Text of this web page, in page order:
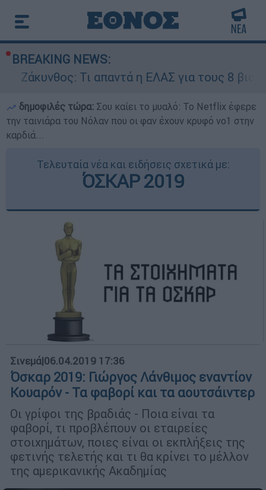
BREAKING NEWS:
Τι απαντά η ΕΛΑΣ για τους 8 βιασμούς
δημοφιλές τώρα: Σου καίει το μυαλό: Το Netflix έφερε
την ταινιάρα του Νόλαν που οι φαν έχουν κρυφό νο1 στην
καρδιά...
Τελευταία νέα και ειδήσεις σχετικά με:
ΌΣΚΑΡ 2019
Σινεμά|06.04.2019 17:36
Όσκαρ 2019: Γιώργος Λάνθιµος εναντίον
Κουαρόν - Τα φαβορί και τα αουτσάιντερ
Οι γρίφοι της βραδιάς - Ποια είναι τα
φαβορί, τι προβλέπουν οι εταιρείες
στοιχηµάτων, ποιες είναι οι εκπλήξεις της
φετινής τελετής και τι θα κρίνει το µέλλον
της αµερικανικής Ακαδηµίας